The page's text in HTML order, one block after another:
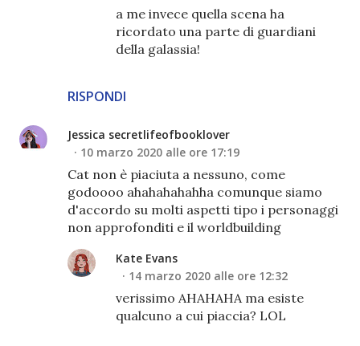
RISPONDI
a me invece quella scena ha
ricordato una parte di guardiani
della galassia!
Jessica secretlifeofbooklover
10 marzo 2020 alle ore 17:19
Cat non è piaciuta a nessuno, come
godoooo ahahahahahha comunque siamo
d'accordo su molti aspetti tipo i personaggi
non approfonditi e il worldbuilding
Kate Evans
14 marzo 2020 alle ore 12:32
verissimo AHAHAHA ma esiste
qualcuno a cui piaccia? LOL